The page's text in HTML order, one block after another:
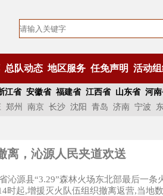
总队动态 地区服务 任免声明 活动
江省 安徽省 福建省 江西省 山东省 河
郑州 南京 长沙 沈阳 青岛 济南 宁波
离，沁源人民夹道欢送
沁源县“3.29”森林火场东北部最后一
时起,增援灭火队伍组织撤离返营,当地